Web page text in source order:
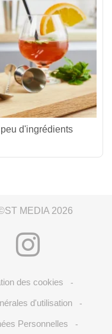
d'ingrédients
MEDIA 2026
des cookies -
d'utilisation -
Personnelles -